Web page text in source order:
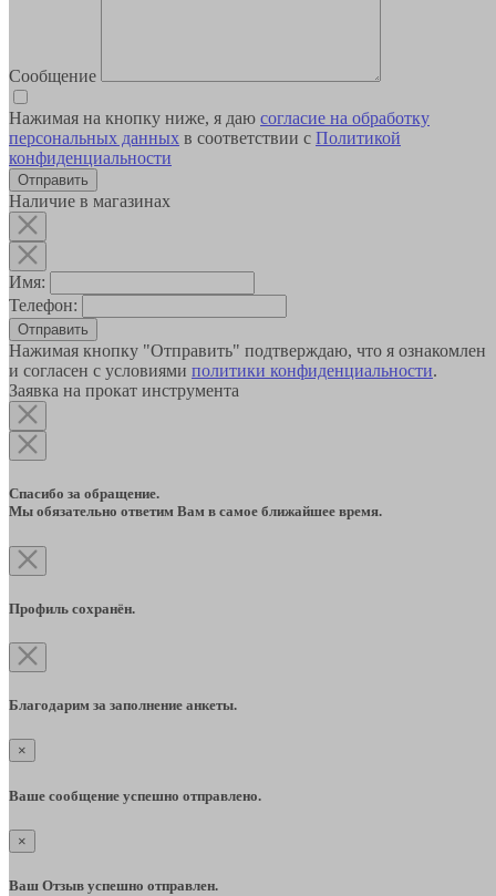
Сообщение
Нажимая на кнопку ниже, я даю согласие на обработку
персональных данных в соответствии с Политикой
конфиденциальности
Наличие в магазинах
Имя:
Телефон:
Отправить
Нажимая кнопку "Отправить" подтверждаю, что я ознакомлен
и согласен с условиями политики конфиденциальности.
Заявка на прокат инструмента
Спасибо за обращение.
Мы обязательно ответим Вам в самое ближайшее время.
Профиль сохранён.
Благодарим за заполнение анкеты.
×
Ваше сообщение успешно отправлено.
×
Ваш Отзыв успешно отправлен.